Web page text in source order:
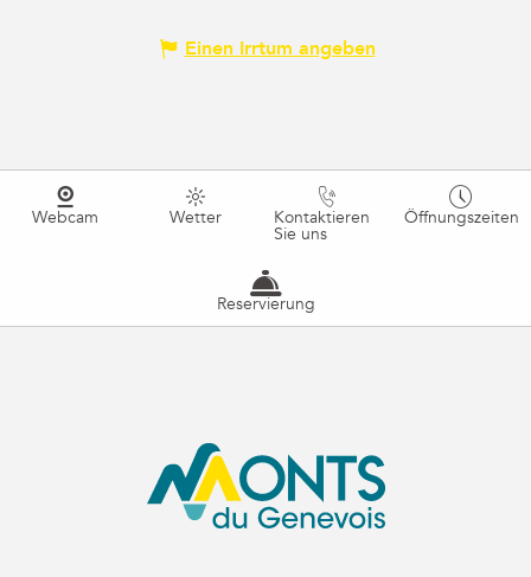
Einen Irrtum angeben
Webcam Wetter Kontaktieren
Sie uns
Öffnungszeiten
Reservierung